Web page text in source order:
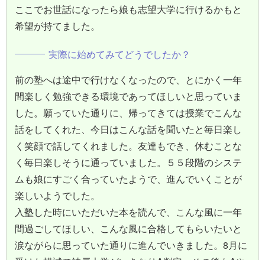
ここでお世話になったら娘も志望大学に行けるかもと
希望が持てました。
実際に始めてみてどうでしたか？
前の塾へは途中で行けなくなったので、とにかく一年
間楽しく勉強できる環境であってほしいと思っていま
した。願っていた通りに、帰ってきては授業でこんな
話をしてくれた、今日はこんな話を聞いたと毎日楽し
く笑顔で話してくれました。友達もでき、休むことな
く毎日楽しそうに通っていました。５５段階のシステ
ムも娘にすごく合っていたようで、進んでいくことが
楽しいようでした。
入塾した時にいただいた本を読んで、こんな風に一年
間過ごしてほしい、こんな風に合格してもらいたいと
涙ながらに思っていた通りに進んでいきました。8月に